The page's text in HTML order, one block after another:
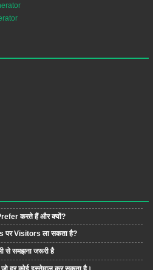
करते हैं और क्यों?
Visitors ला सकता है?
से समझना जरूरी है